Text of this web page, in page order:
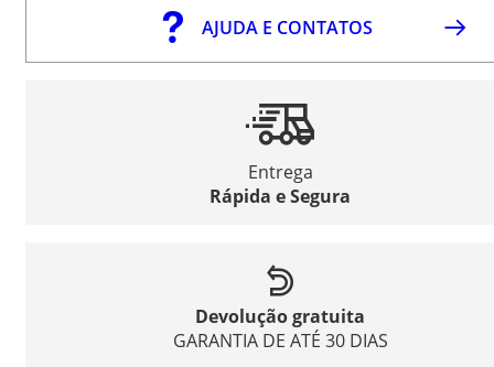
AJUDA E CONTATOS
Entrega
Rápida e Segura
Devolução gratuita
GARANTIA DE ATÉ 30 DIAS